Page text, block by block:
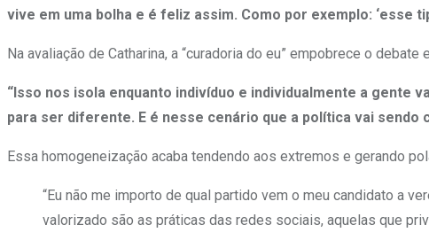
vive em uma bolha e é feliz assim. Como por exemplo: ‘esse
Na avaliação de Catharina, a “curadoria do eu” empobrece o
“Isso nos isola enquanto indivíduo e individualmente a gente
para ser diferente. E é nesse cenário que a política vai sendo
Essa homogeneização acaba tendendo aos extremos e gerando
“Eu não me importo de qual partido vem o meu candidato a
valorizado são as práticas das redes sociais, aquelas que